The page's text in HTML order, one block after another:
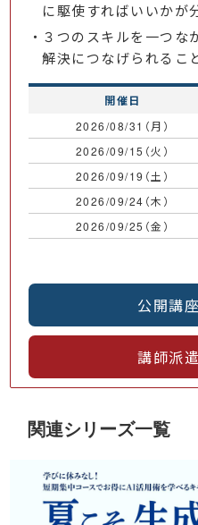
に駆使すればいいかが
３つのスキルを一つな
解決につなげられるこ
開催日
2026/08/31（月）
2026/09/15（火）
2026/09/19（土）
2026/09/24（木）
2026/09/25（金）
公開講
講師派
関連シリーズ一覧